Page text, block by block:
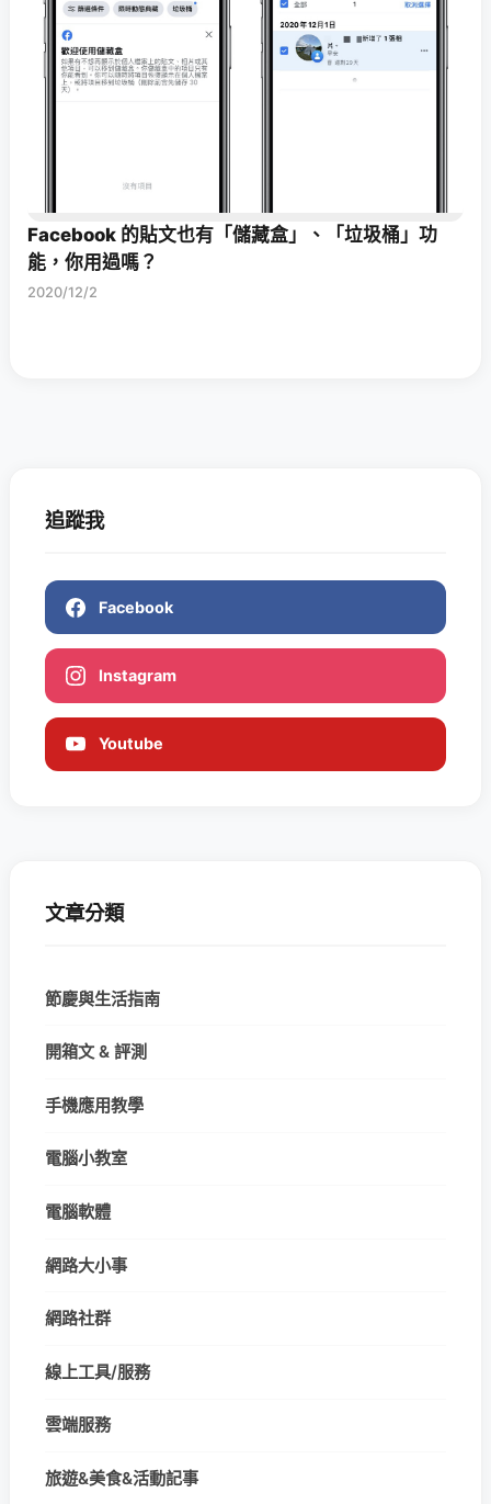
Facebook 的貼文也有「儲藏盒」、「垃圾桶」功
能，你用過嗎？
2020/12/2
追蹤我
Facebook
Instagram
Youtube
文章分類
節慶與生活指南
開箱文 & 評測
手機應用教學
電腦小教室
電腦軟體
網路大小事
網路社群
線上工具/服務
雲端服務
旅遊&美食&活動記事